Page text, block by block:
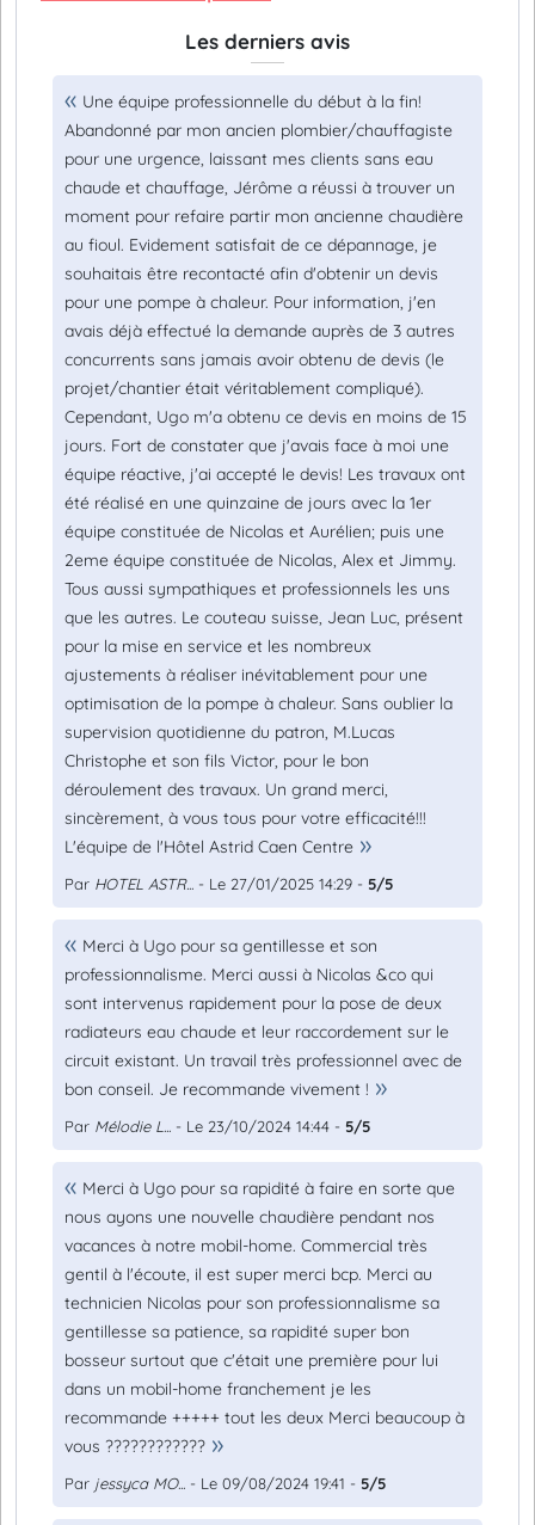
Les derniers avis
Une équipe professionnelle du début à la fin!
Abandonné par mon ancien plombier/chauffagiste
pour une urgence, laissant mes clients sans eau
chaude et chauffage, Jérôme a réussi à trouver un
moment pour refaire partir mon ancienne chaudière
au fioul. Evidement satisfait de ce dépannage, je
souhaitais être recontacté afin d'obtenir un devis
pour une pompe à chaleur. Pour information, j'en
avais déjà effectué la demande auprès de 3 autres
concurrents sans jamais avoir obtenu de devis (le
projet/chantier était véritablement compliqué).
Cependant, Ugo m'a obtenu ce devis en moins de 15
jours. Fort de constater que j'avais face à moi une
équipe réactive, j'ai accepté le devis! Les travaux ont
été réalisé en une quinzaine de jours avec la 1er
équipe constituée de Nicolas et Aurélien; puis une
2eme équipe constituée de Nicolas, Alex et Jimmy.
Tous aussi sympathiques et professionnels les uns
que les autres. Le couteau suisse, Jean Luc, présent
pour la mise en service et les nombreux
ajustements à réaliser inévitablement pour une
optimisation de la pompe à chaleur. Sans oublier la
supervision quotidienne du patron, M.Lucas
Christophe et son fils Victor, pour le bon
déroulement des travaux. Un grand merci,
sincèrement, à vous tous pour votre efficacité!!!
L'équipe de l'Hôtel Astrid Caen Centre
Par HOTEL ASTR... - Le 27/01/2025 14:29 - 5/5
Merci à Ugo pour sa gentillesse et son
professionnalisme. Merci aussi à Nicolas &co qui
sont intervenus rapidement pour la pose de deux
radiateurs eau chaude et leur raccordement sur le
circuit existant. Un travail très professionnel avec de
bon conseil. Je recommande vivement !
Par Mélodie L... - Le 23/10/2024 14:44 - 5/5
Merci à Ugo pour sa rapidité à faire en sorte que
nous ayons une nouvelle chaudière pendant nos
vacances à notre mobil-home. Commercial très
gentil à l'écoute, il est super merci bcp. Merci au
technicien Nicolas pour son professionnalisme sa
gentillesse sa patience, sa rapidité super bon
bosseur surtout que c'était une première pour lui
dans un mobil-home franchement je les
recommande +++++ tout les deux Merci beaucoup à
vous ????????????
Par jessyca MO... - Le 09/08/2024 19:41 - 5/5